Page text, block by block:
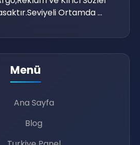
Ortamda ...
Menü
Ana Sayfa
Blog